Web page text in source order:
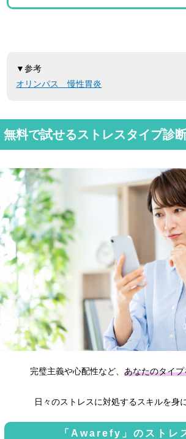
▼参考
オリンパス 慢性胃炎
無料で試せるストレスタイプ診
完璧主義や心配性など、 あなたのタイ
日々のストレスに対処するスキルを身
「Awarefy」のストレ